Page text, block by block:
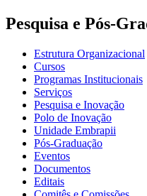
Pesquisa e Pós-
Estrutura Organizacional
Cursos
Programas Institucionais
Serviços
Pesquisa e Inovação
Polo de Inovação
Unidade Embrapii
Pós-Graduação
Eventos
Documentos
Editais